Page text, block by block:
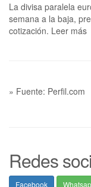
La divisa paralela
semana a la baja,
cotización. Leer más
» Fuente: Perfil.com
Redes
Facebook